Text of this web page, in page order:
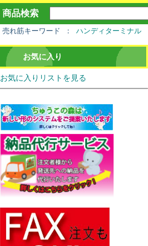
商品検索
売れ筋キーワード ハンディターミナル
お気に入り
お気に入りリストを見る